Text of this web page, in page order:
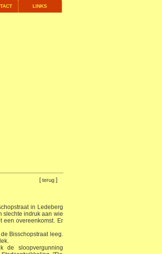
LINKS
[terug]
in Ledeberg
slechte indruk aan wie
een overeenkomst. Er
Bisschopstraat leeg.
de sloopvergunning